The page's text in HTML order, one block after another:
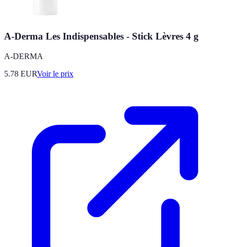
A-Derma Les Indispensables - Stick Lèvres 4 g
A-DERMA
5.78 EURVoir le prix